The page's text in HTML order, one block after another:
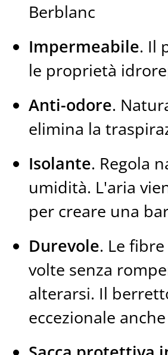
Berblanc
Impermeabile. Il
le proprietà
Anti-odore.
elimina la
Isolante. Regola
umidità. L'aria
per creare una
Durevole. Le
volte senza
alterarsi. Il
eccezionale